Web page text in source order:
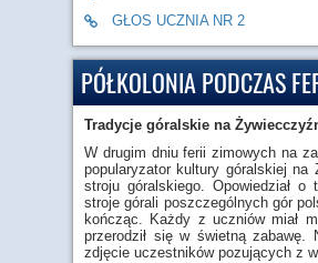
GŁOS UCZNIA NR 2
PÓŁKOLONIA PODCZAS
Tradycje góralskie na
W drugim dniu ferii zimowych na
popularyzator kultury góralskiej
stroju góralskiego. Opowiedział
stroje górali poszczególnych gór
kończąc. Każdy z uczniów miał
przerodził się w świetną zabawę.
zdjęcie uczestników pozujących z